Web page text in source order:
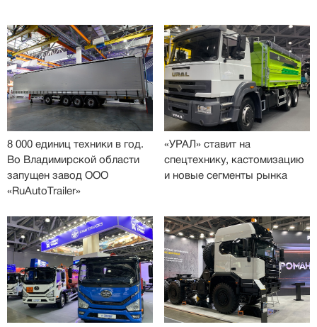
8 000 единиц техники в год.
Во Владимирской области
запущен завод ООО
«RuAutoTrailer»
«УРАЛ» ставит на
спецтехнику, кастомизацию
и новые сегменты рынка